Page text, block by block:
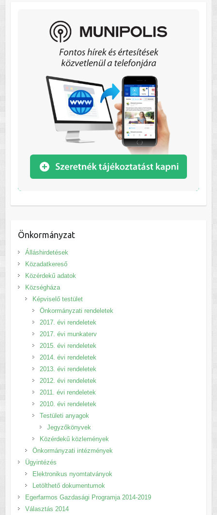
Önkormányzat
Álláshirdetések
Közadatkereső
Közérdekű adatok
Községháza
Képviselő testület
Önkormányzati rendeletek
2017. évi rendeletek
2017. évi munkaterv
2015. évi rendeletek
2014. évi rendeletek
2013. évi rendeletek
2012. évi rendeletek
2011. évi rendeletek
2010. évi rendeletek
Testületi anyagok
Jegyzőkönyvek
Közérdekű közlemények
Önkormányzati intézmények
Ügyintézés
Elektronikus nyomtatványok
Letölthető dokumentumok
Egerfarmos Gazdasági Programja 2014-2019
Választás 2014